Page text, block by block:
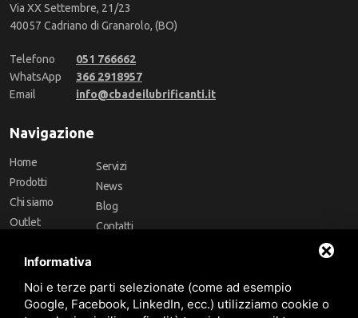
Via XX Settembre, 21/23
40057 Cadriano di Granarolo, (BO)
Telefono
051 766662
WhatsApp
366 2918957
Email
info@cbadeilubrificanti.it
Navigazione
Home
Prodotti
Chi siamo
Outlet
Marchi
Servizi
News
Blog
Contatti
Follow Us
Informativa
Noi e terze parti selezionate (come ad esempio
Google, Facebook, LinkedIn, ecc.) utilizziamo cookie o